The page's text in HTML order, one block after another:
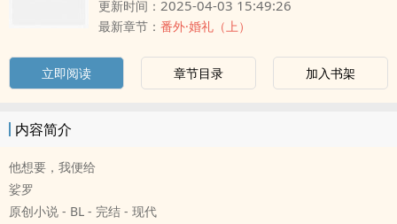
更新时间： 2025-04-03 15:49:26
最新章节： 番外·婚礼（上）
立即阅读 章节目录 加入书架
内容简介
他想要，我便给
娑罗
原创小说 - BL - 完结 - 现代